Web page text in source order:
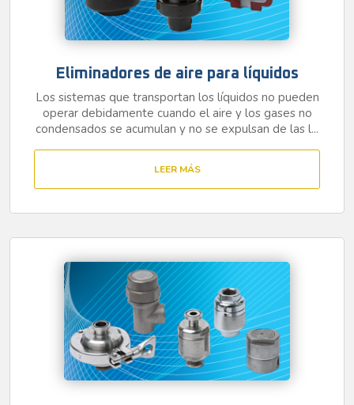
Eliminadores de aire para líquidos
Los sistemas que transportan los líquidos no pueden
operar debidamente cuando el aire y los gases no
condensados se acumulan y no se expulsan de las l...
LEER MÁS